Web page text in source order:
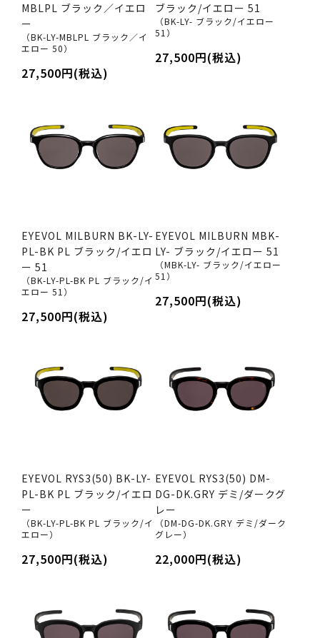
MBLPL ブラック／イエロ
ー
（BK-LY-MBLPL ブラック／イ
エロー 50）
27,500円(税込)
ブラック/イエロー 51
（BK-LY- ブラック/イエロー
51）
27,500円(税込)
EYEVOL MILBURN BK-LY-
PL-BK PL ブラック/イエロ
ー 51
（BK-LY-PL-BK PL ブラック/イ
エロー 51）
27,500円(税込)
EYEVOL MILBURN MBK-
LY- ブラック/イエロー 51
（MBK-LY- ブラック/イエロー
51）
27,500円(税込)
EYEVOL RYS3(50) BK-LY-
PL-BK PL ブラック/イエロ
ー
（BK-LY-PL-BK PL ブラック/イ
エロー）
27,500円(税込)
EYEVOL RYS3(50) DM-
DG-DK.GRY デミ/ダークグ
レー
（DM-DG-DK.GRY デミ/ダーク
グレー）
22,000円(税込)